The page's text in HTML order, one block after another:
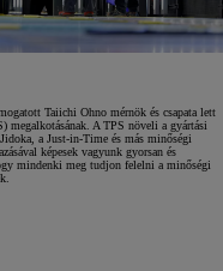
Taiichi Ohno mérnök és csapata lett
megalkotásának. A TPS növeli a gyártási
a Just-in-Time és más minőségi
képesek vagyunk gyorsan és
mindenki meg tudjon felelni a minőségi